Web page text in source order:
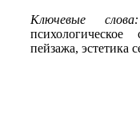
Ключевые слова:
психологическое
пейзажа, эстетика